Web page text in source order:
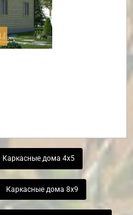
Каркасные дома 4х5
Каркасные дома 8х9